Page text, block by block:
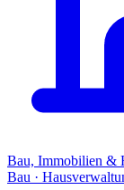
Bau, Immobilien &
Bau ·